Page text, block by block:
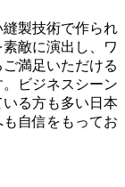
縫製技術で作られ
敵に演出し、ワ
満足いただける
ビジネスシーン
る方も多い日本
自信をもってお